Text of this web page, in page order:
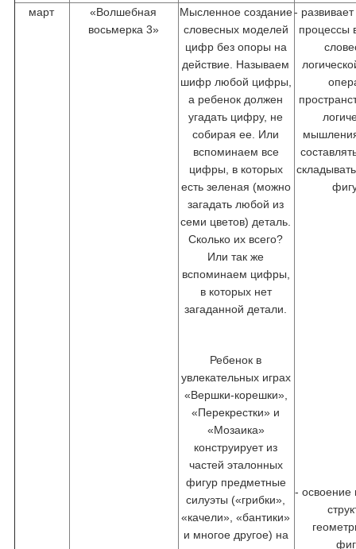
март
«Волшебная
восьмерка 3»
Мысленное создание
словесных моделей
цифр без опоры на
действие. Называем
шифр любой цифры,
а ребенок должен
угадать цифру, не
собирая ее. Или
вспоминаем все
цифры, в которых
есть зеленая (можно
загадать любой из
семи цветов) деталь.
Сколько их всего?
Или так же
вспоминаем цифры,
в которых нет
загаданной детали.
Ребенок в
увлекательных играх
«Вершки-корешки»,
«Перекрестки» и
«Мозаика»
конструирует из
частей эталонных
фигур предметные
силуэты («грибки»,
«качели», «бантики»
и многое другое) на
-
процессы
- освоение